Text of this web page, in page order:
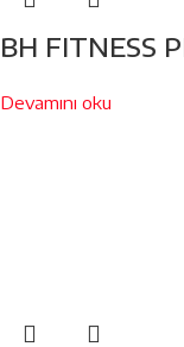
BH FITNESS
Devamını oku